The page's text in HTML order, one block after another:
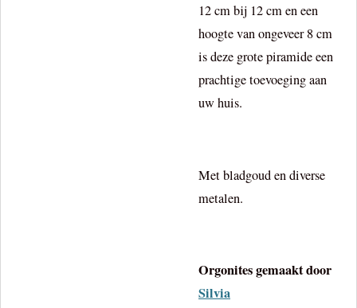
12 cm bij 12 cm en een
hoogte van ongeveer 8 cm
is deze grote piramide een
prachtige toevoeging aan
uw huis.
Met bladgoud en diverse
metalen.
Orgonites gemaakt door
Silvia